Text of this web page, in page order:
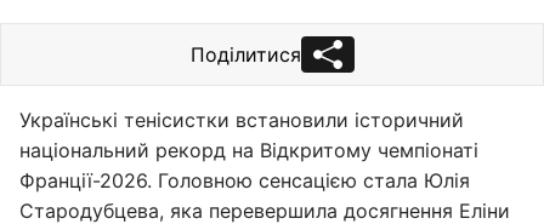
Поділитися
Українські тенісистки встановили історичний
національний рекорд на Відкритому чемпіонаті
Франції-2026. Головною сенсацією стала Юлія
Стародубцева, яка перевершила досягнення Еліни